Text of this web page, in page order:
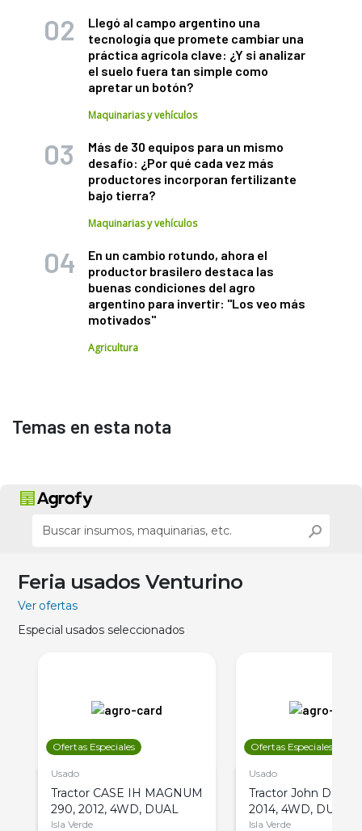
Llegó al campo argentino una
tecnología que promete cambiar una
práctica agrícola clave: ¿Y si analizar
el suelo fuera tan simple como
apretar un botón?
Maquinarias y vehículos
Más de 30 equipos para un mismo
desafío: ¿Por qué cada vez más
productores incorporan fertilizante
bajo tierra?
Maquinarias y vehículos
En un cambio rotundo, ahora el
productor brasilero destaca las
buenas condiciones del agro
argentino para invertir: "Los veo más
motivados"
Agricultura
Temas en esta nota
Feria usados Venturino
Ver ofertas
Especial usados seleccionados
Ofertas Especiales
Usado
Tractor CASE IH MAGNUM
290, 2012, 4WD, DUAL
Isla Verde
Ofertas Especiales
Usado
Tractor John Deere
2014, 4WD, DUAL
Isla Verde